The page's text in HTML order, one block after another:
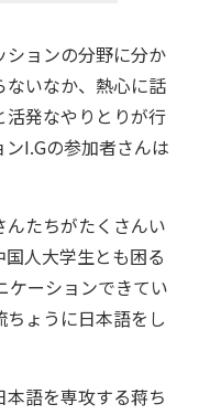
ョンの分野に分か
いなか、熱心に話
発なやりとりが行
I.Gの参加者さんは
たちがたくさんい
人大学生とも困る
ケーションできてい
ょうに日本語をし
語を専攻する蒋ち